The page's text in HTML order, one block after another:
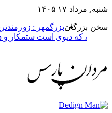
شنبه, مرداد ۱۷ ۱۴۰۵
سخن بزرگانبزرگمهر :
، که دیوی است ستمکار و